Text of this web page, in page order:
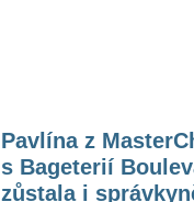
Pavlína z
s Bageterií
zůstala i